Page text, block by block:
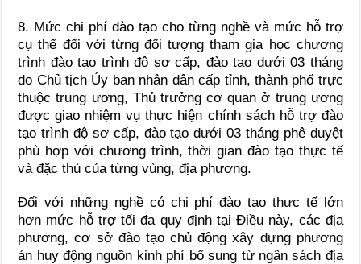
8. Mức chi phí đào tạo cho từng nghề và mức hỗ trợ
cụ thể đối với từng đối tượng tham gia học chương
trình đào tạo trình độ sơ cấp, đào tạo dưới 03 tháng
do Chủ tịch Ủy ban nhân dân cấp tỉnh, thành phố trực
thuộc trung ương, Thủ trưởng cơ quan ở trung ương
được giao nhiệm vụ thực hiện chính sách hỗ trợ đào
tạo trình độ sơ cấp, đào tạo dưới 03 tháng phê duyệt
phù hợp với chương trình, thời gian đào tạo thực tế
và đặc thù của từng vùng, địa phương.
Đối với những nghề có chi phí đào tạo thực tế lớn
hơn mức hỗ trợ tối đa quy định tại Điều này, các địa
phương, cơ sở đào tạo chủ động xây dựng phương
án huy động nguồn kinh phí bổ sung từ ngân sách địa